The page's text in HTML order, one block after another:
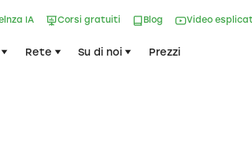
IA Corsi gratuiti Blog Video
Rete Su di noi Prezzi